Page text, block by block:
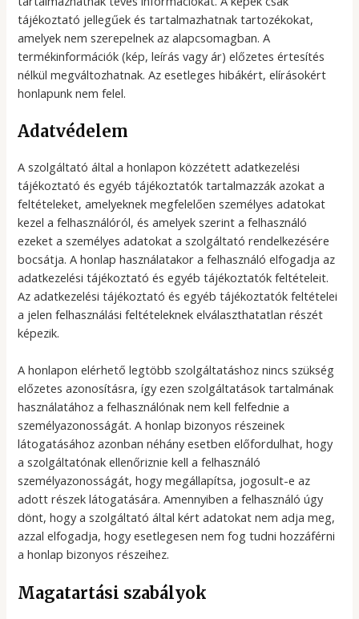
tájékoztató jellegűek és tartalmazhatnak tartozékokat,
amelyek nem szerepelnek az alapcsomagban. A
termékinformációk (kép, leírás vagy ár) előzetes értesítés
nélkül megváltozhatnak. Az esetleges hibákért, elírásokért
honlapunk nem felel.
Adatvédelem
A szolgáltató által a honlapon közzétett adatkezelési
tájékoztató és egyéb tájékoztatók tartalmazzák azokat a
feltételeket, amelyeknek megfelelően személyes adatokat
kezel a felhasználóról, és amelyek szerint a felhasználó
ezeket a személyes adatokat a szolgáltató rendelkezésére
bocsátja. A honlap használatakor a felhasználó elfogadja az
adatkezelési tájékoztató és egyéb tájékoztatók feltételeit.
Az adatkezelési tájékoztató és egyéb tájékoztatók feltételei
a jelen felhasználási feltételeknek elválaszthatatlan részét
képezik.
A honlapon elérhető legtöbb szolgáltatáshoz nincs szükség
előzetes azonosításra, így ezen szolgáltatások tartalmának
használatához a felhasználónak nem kell felfednie a
személyazonosságát. A honlap bizonyos részeinek
látogatásához azonban néhány esetben előfordulhat, hogy
a szolgáltatónak ellenőriznie kell a felhasználó
személyazonosságát, hogy megállapítsa, jogosult-e az
adott részek látogatására. Amennyiben a felhasználó úgy
dönt, hogy a szolgáltató által kért adatokat nem adja meg,
azzal elfogadja, hogy esetlegesen nem fog tudni hozzáférni
a honlap bizonyos részeihez.
Magatartási szabályok